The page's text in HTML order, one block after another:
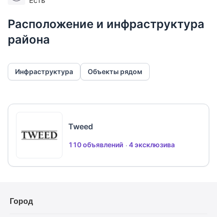
Расположение и инфраструктура
района
Инфраструктура Объекты рядом
Tweed
110 объявлений 4 эксклюзива
Город